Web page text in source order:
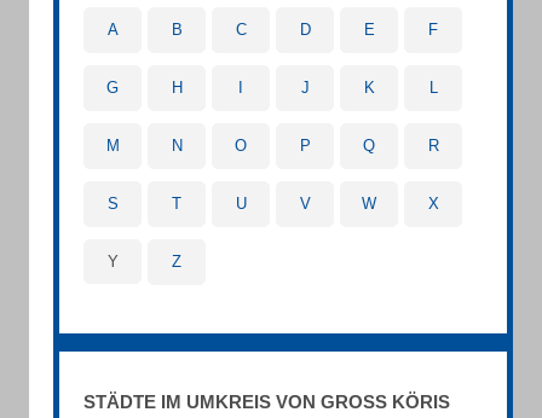
A B C D E F
G H J K L
M N O P Q R
S T U V W X
Y Z
STÄDTE IM UMKREIS VON GROSS KÖRIS